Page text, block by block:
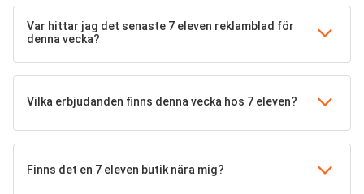
Var hittar jag det senaste 7 eleven reklamblad för
denna vecka?
Vilka erbjudanden finns denna vecka hos 7 eleven?
Finns det en 7 eleven butik nära mig?